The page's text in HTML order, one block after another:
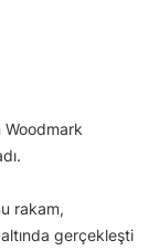
rakam,
gerçekleşti